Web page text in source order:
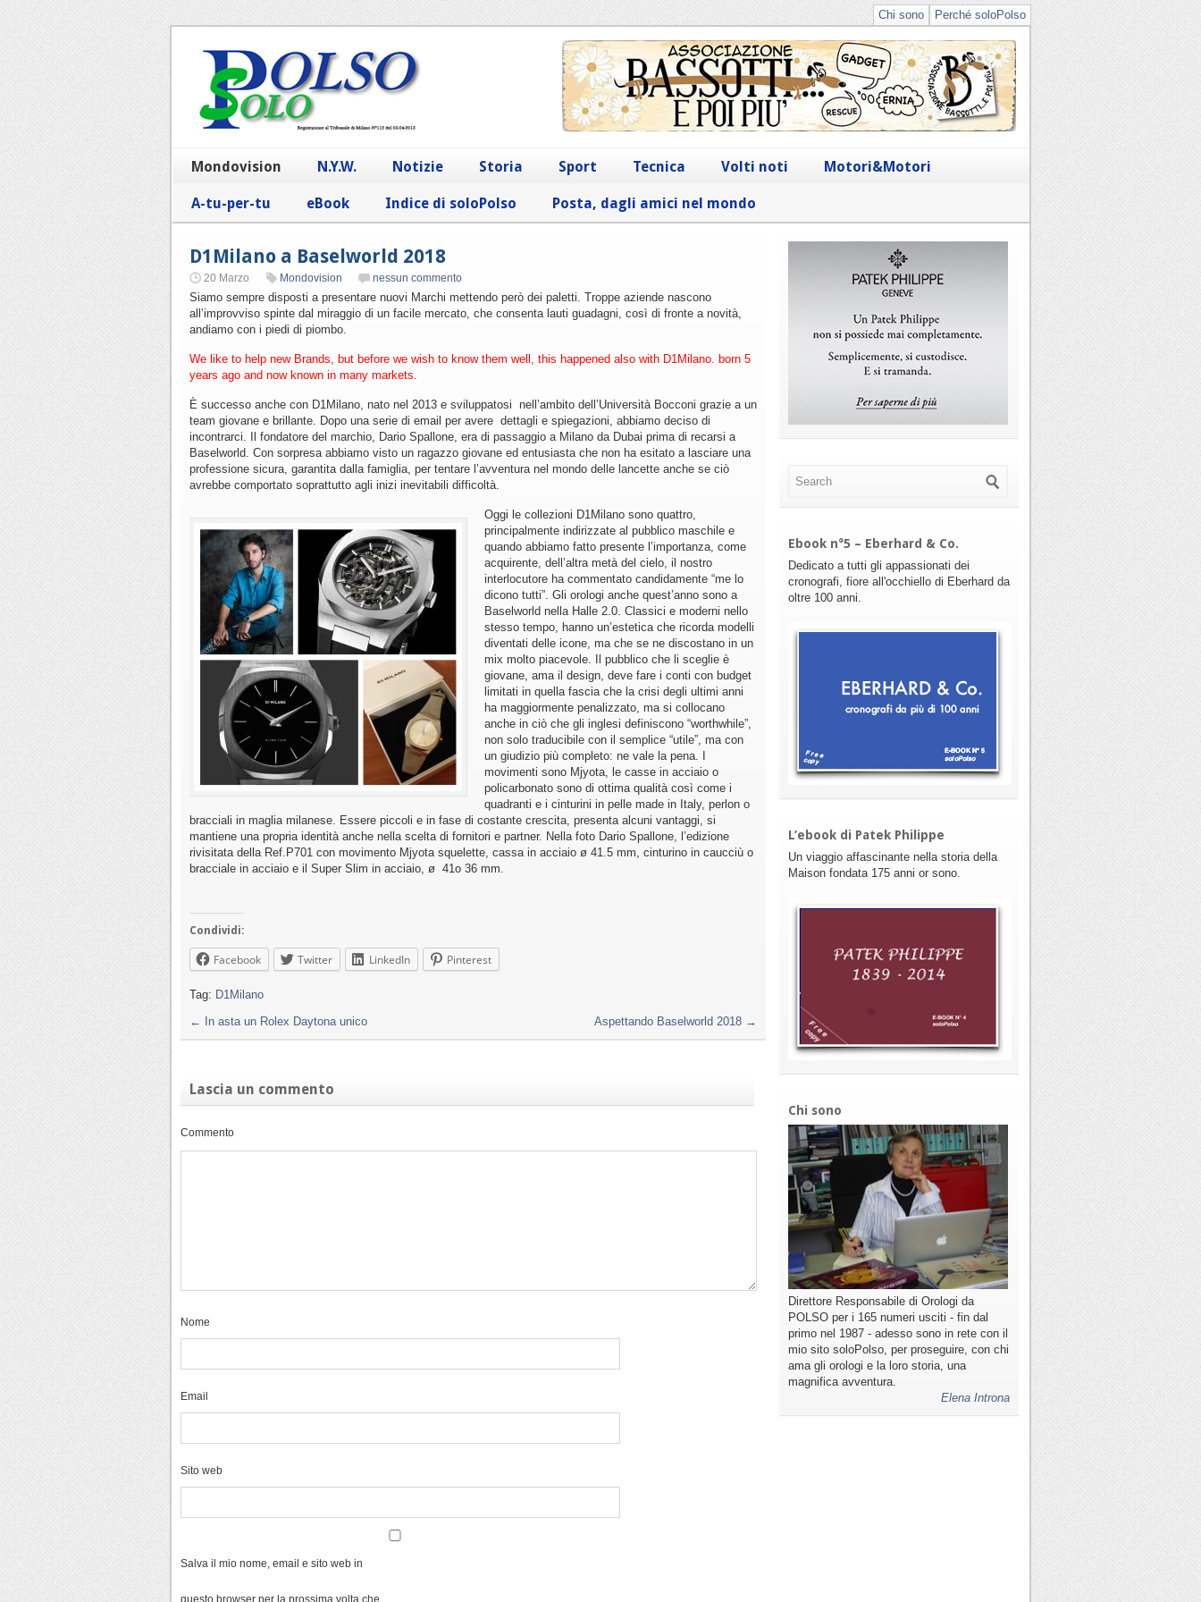
Perché soloPolso
Chi sono
Mondovision N.Y.W. Notizie Storia Sport Tecnica Volti noti Motori&Motori
A-tu-per-tu eBook Indice di soloPolso Posta, dagli amici nel mondo
D1Milano a Baselworld 2018
20 Marzo Mondovision nessun commento
Siamo sempre disposti a presentare nuovi Marchi mettendo però dei paletti. Troppe aziende nascono
all’improvviso spinte dal miraggio di un facile mercato, che consenta lauti guadagni, così di fronte a novità,
andiamo con i piedi di piombo.
We like to help new Brands, but before we wish to know them well, this happened also with D1Milano. born 5
years ago and now known in many markets.
È successo anche con D1Milano, nato nel 2013 e sviluppatosi nell’ambito dell’Università Bocconi grazie a un
team giovane e brillante. Dopo una serie di email per avere dettagli e spiegazioni, abbiamo deciso di
incontrarci. Il fondatore del marchio, Dario Spallone, era di passaggio a Milano da Dubai prima di recarsi a
Baselworld. Con sorpresa abbiamo visto un ragazzo giovane ed entusiasta che non ha esitato a lasciare una
professione sicura, garantita dalla famiglia, per tentare l’avventura nel mondo delle lancette anche se ciò
avrebbe comportato soprattutto agli inizi inevitabili difficoltà.
Oggi le collezioni D1Milano sono quattro,
principalmente indirizzate al pubblico maschile e
quando abbiamo fatto presente l’importanza, come
acquirente, dell’altra metà del cielo, il nostro
interlocutore ha commentato candidamente “me lo
dicono tutti”. Gli orologi anche quest’anno sono a
Baselworld nella Halle 2.0. Classici e moderni nello
stesso tempo, hanno un’estetica che ricorda modelli
diventati delle icone, ma che se ne discostano in un
mix molto piacevole. Il pubblico che li sceglie è
giovane, ama il design, deve fare i conti con budget
limitati in quella fascia che la crisi degli ultimi anni
ha maggiormente penalizzato, ma si collocano
anche in ciò che gli inglesi definiscono “worthwhile”,
non solo traducibile con il semplice “utile”, ma con
un giudizio più completo: ne vale la pena. I
movimenti sono Mjyota, le casse in acciaio o
policarbonato sono di ottima qualità così come i
quadranti e i cinturini in pelle made in Italy, perlon o
bracciali in maglia milanese. Essere piccoli e in fase di costante crescita, presenta alcuni vantaggi, si
mantiene una propria identità anche nella scelta di fornitori e partner. Nella foto Dario Spallone, l’edizione
rivisitata della Ref.P701 con movimento Mjyota squelette, cassa in acciaio ø 41.5 mm, cinturino in caucciù o
bracciale in acciaio e il Super Slim in acciaio, ø 41o 36 mm.
Condividi:
Facebook Twitter LinkedIn Pinterest
Tag: D1Milano
← In asta un Rolex Daytona unico Aspettando Baselworld 2018 →
Lascia un commento
Commento
Nome
Email
Sito web
Salva il mio nome, email e sito web in
questo browser per la prossima volta che
Ebook n°5 – Eberhard & Co.
Dedicato a tutti gli appassionati dei
cronografi, fiore all'occhiello di Eberhard da
oltre 100 anni.
L’ebook di Patek Philippe
Un viaggio affascinante nella storia della
Maison fondata 175 anni or sono.
Chi sono
Direttore Responsabile di Orologi da
POLSO per i 165 numeri usciti - fin dal
primo nel 1987 - adesso sono in rete con il
mio sito soloPolso, per proseguire, con chi
ama gli orologi e la loro storia, una
magnifica avventura.
Elena Introna